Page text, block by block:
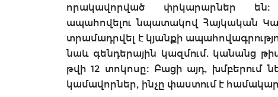
որակավորված փրկարարներ են։
ապահովելու նպատակով Հայկական
տրամադրվել է կյանքի
նաև գենդերային կազմում. կանանց
թվի 12 տոկոսը։ Բացի այդ, խմբերում
կամավորներ, ինչը փաստում է